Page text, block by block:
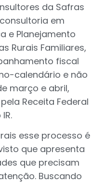
da Safras
em
e Planejamento
Rurais Familiares,
fiscal
calendário e não
março e abril,
Receita Federal
esse processo é
que apresenta
que precisam
Buscando